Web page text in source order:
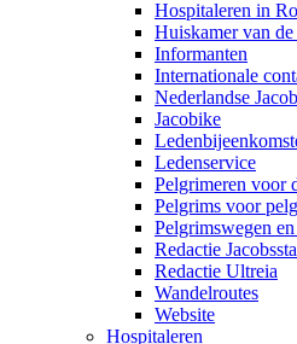
Hospitaleren in
Huiskamer van
Informanten
Internationale
Nederlandse
Jacobike
Ledenservice
Pelgrimeren voor
Pelgrims voor
Pelgrimswegen
Redactie
Redactie Ultreia
Wandelroutes
Website
Hospitaleren